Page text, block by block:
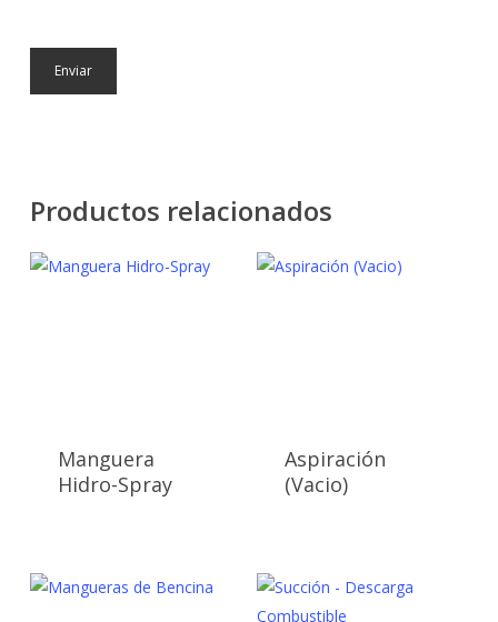
Productos relacionados
Manguera
Hidro-Spray
Aspiración
(Vacio)